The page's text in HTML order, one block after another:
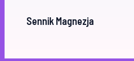
Sennik Magnezja